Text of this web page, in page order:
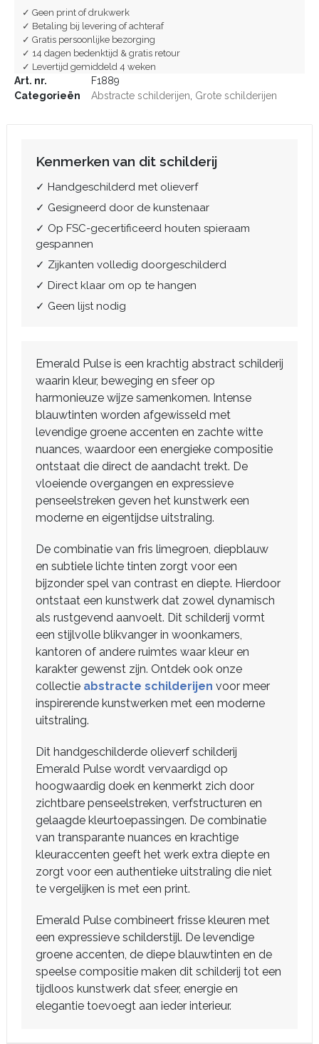
✓ Geen print of drukwerk
✓ Betaling bij levering of achteraf
✓ Gratis persoonlijke bezorging
✓ 14 dagen bedenktijd & gratis retour
✓ Levertijd gemiddeld 4 weken
Art. nr.
F1889
Categorieën
Abstracte schilderijen Grote schilderijen
Kenmerken van dit schilderij
✓ Handgeschilderd met olieverf
✓ Gesigneerd door de kunstenaar
✓ Op FSC-gecertificeerd houten spieraam
gespannen
✓ Zijkanten volledig doorgeschilderd
✓ Direct klaar om op te hangen
✓ Geen lijst nodig
Emerald Pulse is een krachtig abstract schilderij
waarin kleur, beweging en sfeer op
harmonieuze wijze samenkomen. Intense
blauwtinten worden afgewisseld met
levendige groene accenten en zachte witte
nuances, waardoor een energieke compositie
ontstaat die direct de aandacht trekt. De
vloeiende overgangen en expressieve
penseelstreken geven het kunstwerk een
moderne en eigentijdse uitstraling.
De combinatie van fris limegroen, diepblauw
en subtiele lichte tinten zorgt voor een
bijzonder spel van contrast en diepte. Hierdoor
ontstaat een kunstwerk dat zowel dynamisch
als rustgevend aanvoelt. Dit schilderij vormt
een stijlvolle blikvanger in woonkamers,
kantoren of andere ruimtes waar kleur en
karakter gewenst zijn. Ontdek ook onze
collectie abstracte schilderijen voor meer
inspirerende kunstwerken met een moderne
uitstraling.
Dit handgeschilderde olieverf schilderij
Emerald Pulse wordt vervaardigd op
hoogwaardig doek en kenmerkt zich door
zichtbare penseelstreken, verfstructuren en
gelaagde kleurtoepassingen. De combinatie
van transparante nuances en krachtige
kleuraccenten geeft het werk extra diepte en
zorgt voor een authentieke uitstraling die niet
te vergelijken is met een print.
Emerald Pulse combineert frisse kleuren met
een expressieve schilderstijl. De levendige
groene accenten, de diepe blauwtinten en de
speelse compositie maken dit schilderij tot een
tijdloos kunstwerk dat sfeer, energie en
elegantie toevoegt aan ieder interieur.